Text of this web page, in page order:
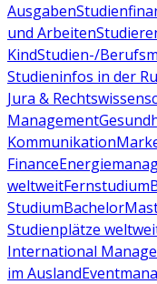
Ausgaben
und Arbeiten
KindStudien-/
Studieninfos in der
Jura &
Management
Kommunikation
Finance
weltweitFernstudium
StudiumBachelor
Studienplätze
International
im Ausland